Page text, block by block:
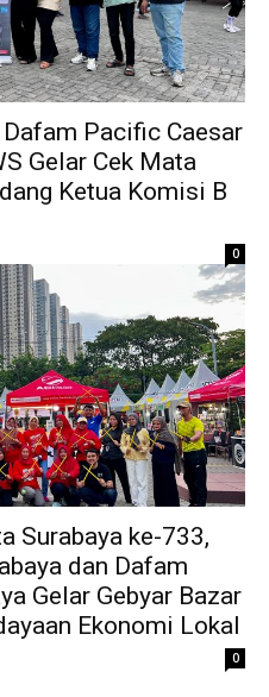
Pacific Caesar
Gelar Cek Mata
Ketua Komisi B
0
Surabaya ke-733,
dan Dafam
Gelar Gebyar Bazar
Ekonomi Lokal
0